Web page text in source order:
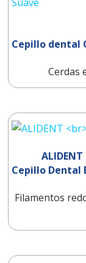
Cepillo dental
Cerdas
ALIDENT
Cepillo Dental
Filamentos